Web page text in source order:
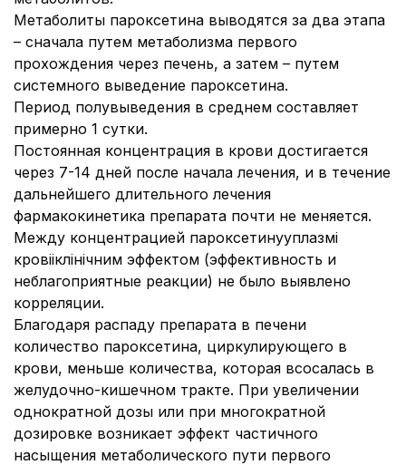
Метаболиты пароксетина выводятся за два этапа
– сначала путем метаболизма первого
прохождения через печень, а затем – путем
системного выведение пароксетина.
Период полувыведения в среднем составляет
примерно 1 сутки.
Постоянная концентрация в крови достигается
через 7-14 дней после начала лечения, и в течение
дальнейшего длительного лечения
фармакокинетика препарата почти не меняется.
Между концентрацией пароксетинууплазмі
кровііклінічним эффектом (эффективность и
неблагоприятные реакции) не было выявлено
корреляции.
Благодаря распаду препарата в печени
количество пароксетина, циркулирующего в
крови, меньше количества, которая всосалась в
желудочно-кишечном тракте. При увеличении
однократной дозы или при многократной
дозировке возникает эффект частичного
насыщения метаболического пути первого